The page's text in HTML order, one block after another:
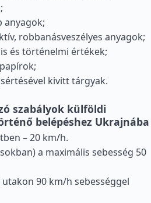
anyagok;
robbanásveszélyes anyagok;
és történelmi értékek;
kivitt tárgyak.
szabályok külföldi
belépéshez Ukrajnába
– 20 km/h.
a maximális sebesség 50
90 km/h sebességgel